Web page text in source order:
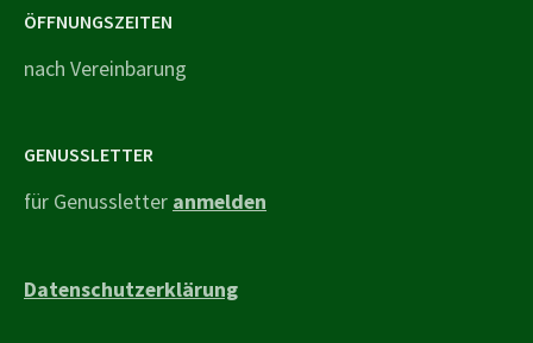
ÖFFNUNGSZEITEN
nach Vereinbarung
GENUSSLETTER
für Genussletter anmelden
Datenschutzerklärung